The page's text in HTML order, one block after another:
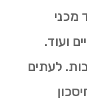
מכני
ועוד.
לעתים